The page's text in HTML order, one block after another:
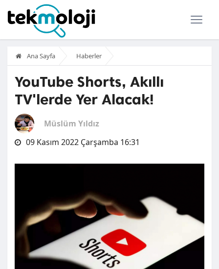
Ana Sayfa Haberler
YouTube Shorts, Akıllı
TV'lerde Yer Alacak!
Müslüm Yıldız
09 Kasım 2022 Çarşamba 16:31